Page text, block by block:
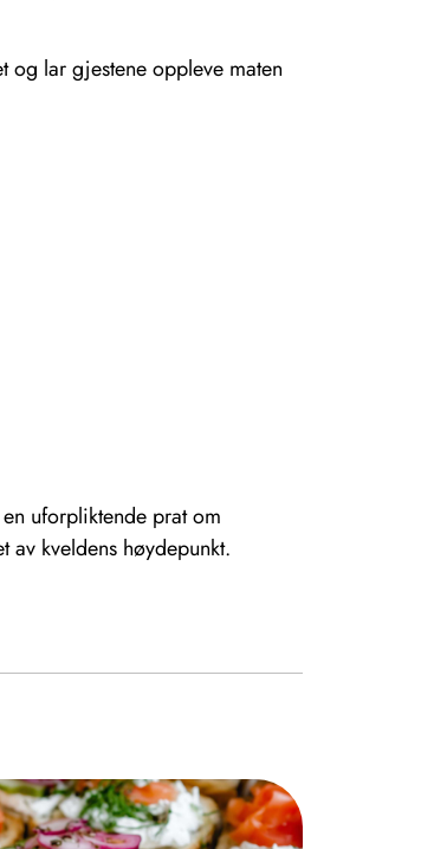
og lar gjestene oppleve maten
uforpliktende prat om
kveldens høydepunkt.